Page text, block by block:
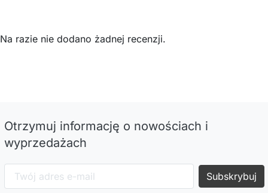
Na razie nie dodano żadnej recenzji.
Otrzymuj informację o nowościach i
wyprzedażach